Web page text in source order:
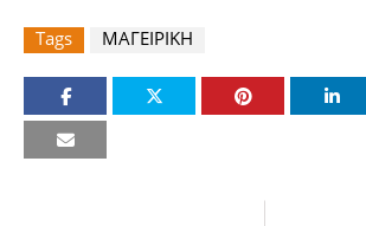
Tags ΜΑΓΕΙΡΙΚΗ